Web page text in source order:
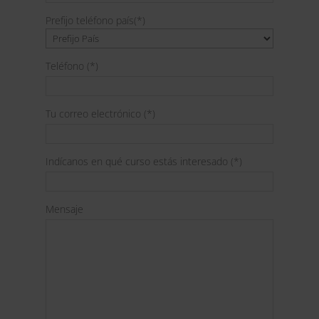
Prefijo teléfono país(*)
Teléfono (*)
Tu correo electrónico (*)
Indícanos en qué curso estás interesado (*)
Mensaje